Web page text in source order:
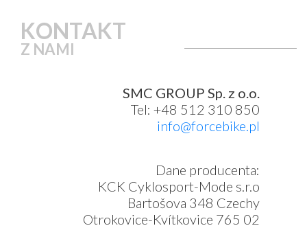
KONTAKT
Z NAMI
SMC GROUP Sp. z o.o.
Tel: +48 512 310 850
info@forcebike.pl
Dane producenta:
KCK Cyklosport-Mode s.r.o
Bartošova 348 Czechy
Otrokovice-Kvítkovice 765 02